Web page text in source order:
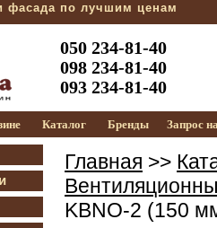
фасада по лучшим ценам
050 234-81-40
098 234-81-40
093 234-81-40
Каталог Бренды Запрос
Главная >>
KBNО-2 (150